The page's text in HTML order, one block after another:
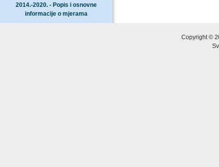
2014.-2020. - Popis i osnovne
informacije o mjerama
Copyright ©